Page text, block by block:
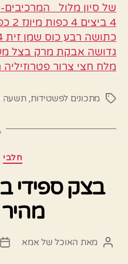
4
גדושה אבקת מרק בצל
מלח חצי צרור
תגיותמתכונים לפשטידות,תשעה
חלבי
בצק ספידי
המחבר
מאת האוכל של אמא